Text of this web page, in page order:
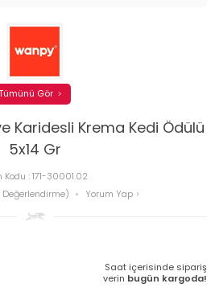
Karidesli Krema Kedi Ödülü
5x14 Gr
Kodu :171-30001.02
Yorum Yap
Gör
Saat içerisinde sipariş
verin bugün kargoda!